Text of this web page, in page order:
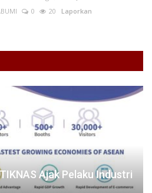
0 20 Laporkan
Ajak Pelaku Industri